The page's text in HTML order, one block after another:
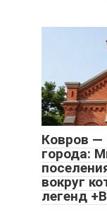
Ковров —
города:
вокруг
легенд